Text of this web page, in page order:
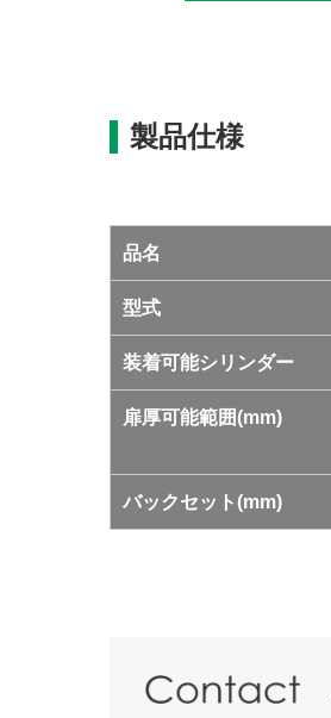
製品仕様
品名
型式
装着可能シリンダー
扉厚可能範囲(mm)
バックセット(mm)